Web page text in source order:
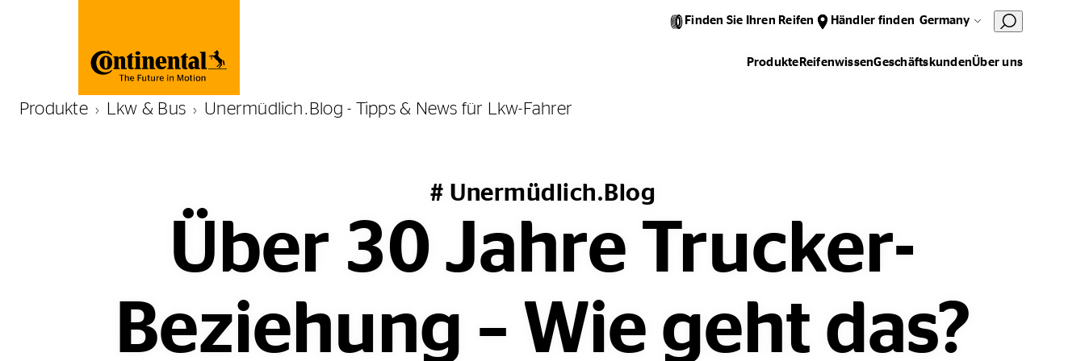
Finden Sie Ihren Reifen Händler finden Germany
Produkte ReifenwissenGeschäftskundenÜber uns
Produkte Lkw & Bus Unermüdlich.Blog - Tipps & News für Lkw-Fahrer
# Unermüdlich.Blog
Über 30 Jahre Trucker-
Beziehung – Wie geht das?